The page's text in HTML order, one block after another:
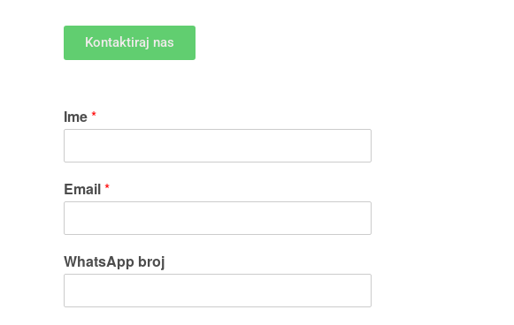
Kontaktiraj nas
Ime*
Email*
WhatsApp broj